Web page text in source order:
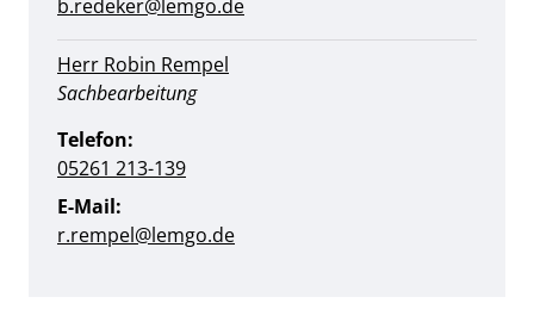
b.redeker@lemgo.de
Herr Robin Rempel
Position:
Sachbearbeitung
Telefon:
05261 213-139
E-Mail:
r.rempel@lemgo.de